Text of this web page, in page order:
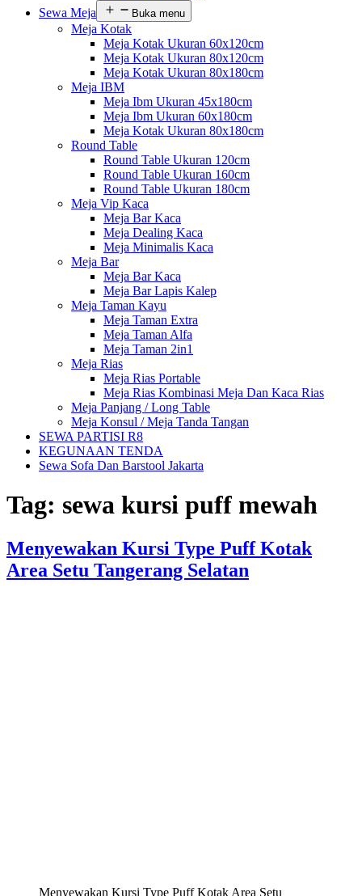
Sewa Meja
Buka menu
Meja Kotak
Meja Kotak Ukuran 60x120cm
Meja Kotak Ukuran 80x120cm
Meja Kotak Ukuran 80x180cm
Meja IBM
Meja Ibm Ukuran 45x180cm
Meja Ibm Ukuran 60x180cm
Meja Kotak Ukuran 80x180cm
Round Table
Round Table Ukuran 120cm
Round Table Ukuran 160cm
Round Table Ukuran 180cm
Meja Vip Kaca
Meja Bar Kaca
Meja Dealing Kaca
Meja Minimalis Kaca
Meja Bar
Meja Bar Kaca
Meja Bar Lapis Kalep
Meja Taman Kayu
Meja Taman Extra
Meja Taman Alfa
Meja Taman 2in1
Meja Rias
Meja Rias Portable
Meja Rias Kombinasi Meja Dan Kaca Rias
Meja Panjang / Long Table
Meja Konsul / Meja Tanda Tangan
SEWA PARTISI R8
KEGUNAAN TENDA
Sewa Sofa Dan Barstool Jakarta
Tag: sewa kursi puff mewah
Menyewakan Kursi Type Puff Kotak
Area Setu Tangerang Selatan
Menyewakan Kursi Type Puff Kotak Area Setu